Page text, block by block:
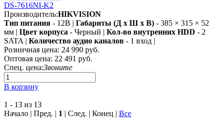
DS-7616NI-K2
Производитель:HIKVISION
Тип питания - 12В | Габариты (Д х Ш х В) - 385 × 315 × 52
мм | Цвет корпуса - Черный | Кол-во внутренних HDD - 2
SATA | Количество аудио каналов - 1 вход |
Розничная цена: 24 990 руб.
Оптовая цена: 22 491 руб.
Спец. цена:Звоните
В корзину
1 - 13 из 13
Начало | Пред. | 1 | След. | Конец | Все